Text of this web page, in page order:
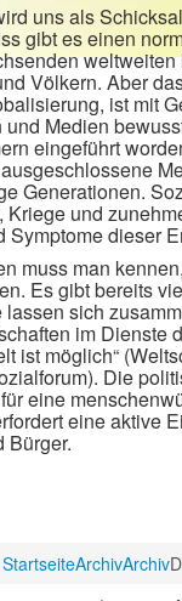
uns als
gibt es einen
Völkern. Aber
ist mit
Medien
eingeführt
Generationen.
Kriege und
Symptome dieser
muss man
Es gibt bereits
sich
im Dienste
ist möglich“
Die
eine
eine aktive
Bürger.
StartseiteArchivArchiv